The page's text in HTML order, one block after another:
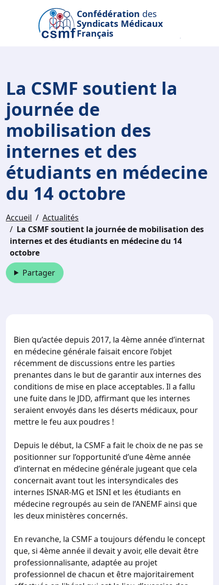
Passer au contenu principal
Confédération des
Syndicats Médicaux
Français
La CSMF soutient la
journée de
mobilisation des
internes et des
étudiants en médecine
du 14 octobre
Accueil
Actualités
La CSMF soutient la journée de mobilisation des
internes et des étudiants en médecine du 14
octobre
Partager
Bien qu’actée depuis 2017, la 4ème année d’internat
en médecine générale faisait encore l’objet
récemment de discussions entre les parties
prenantes dans le but de garantir aux internes des
conditions de mise en place acceptables. Il a fallu
une fuite dans le JDD, affirmant que les internes
seraient envoyés dans les déserts médicaux, pour
mettre le feu aux poudres !
Depuis le début, la CSMF a fait le choix de ne pas se
positionner sur l’opportunité d’une 4ème année
d’internat en médecine générale jugeant que cela
concernait avant tout les intersyndicales des
internes ISNAR-MG et ISNI et les étudiants en
médecine regroupés au sein de l’ANEMF ainsi que
les deux ministères concernés.
En revanche, la CSMF a toujours défendu le concept
que, si 4ème année il devait y avoir, elle devait être
professionnalisante, adaptée au projet
professionnel de chacun et être majoritairement